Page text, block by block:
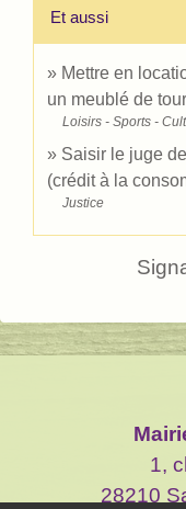
Et aussi
Mettre en
un meublé de
Loisirs - Sports -
Saisir le juge
(crédit à la
Justice
1,
28210